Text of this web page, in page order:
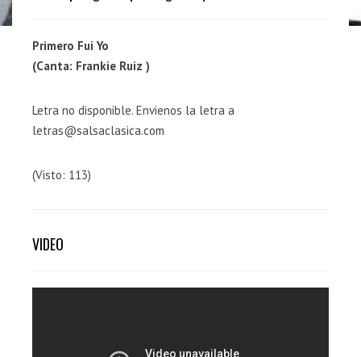
Primero Fui Yo
(Canta: Frankie Ruiz )
Letra no disponible. Envienos la letra a
letras@salsaclasica.com
(Visto: 113)
VIDEO